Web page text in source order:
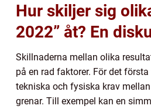
Hur skiljer sig
2022” åt? En
Skillnaderna mellan olika
på en rad faktorer. För det
tekniska och fysiska krav
grenar. Till exempel kan en